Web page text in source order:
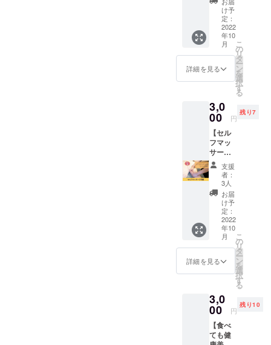
す。 な
お、支
援時に
上乗せ
支援が
可能で
す。 応
せ、大
歓迎で
す！
ンサー
になれ
る権利
です。
こころ
えくれ
れのHP
に支援
者とし
前を掲
載させ
ていた
だきま
す。 あ
なたの
お名前
をここ
ろえく
れれの
HPで
PRでき
ます。
※掲載す
るお名
前を備
考欄に
ニック
ネーム
でのご
参加も
できま
け予
定：
2022
年10
月
詳細を見る
こ
の
リ
タ
ー
ン
を
選
択
す
る
3,0
00 円
残り7
【セル
フマッ
サージ
伝授】
こころ
えくれ
れ代
表・吉
開実咲
がマン
ツーマ
ンでセ
ルフ
マッ
サージ
を伝授
す。 カ
ウンセ
リング
付き60
分間と
支援
者：
3人
お届
け予
定：
2022
年10
月
詳細を見る
こ
の
リ
タ
ー
ン
を
選
択
す
る
3,0
00 円
残り10
【食べ
ても健